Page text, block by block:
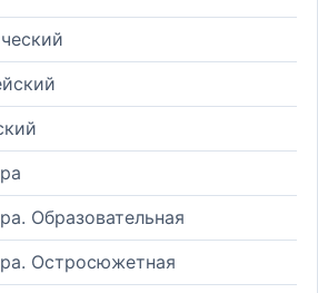
Образовательная
Остросюжетная